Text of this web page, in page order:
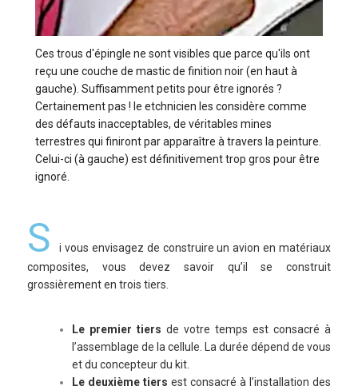
Ces trous d'épingle ne sont visibles que parce qu'ils ont
reçu une couche de mastic de finition noir (en haut à
gauche). Suffisamment petits pour être ignorés ?
Certainement pas ! le etchnicien les considère comme
des défauts inacceptables, de véritables mines
terrestres qui finiront par apparaître à travers la peinture.
Celui-ci (à gauche) est définitivement trop gros pour être
ignoré.
S
i vous envisagez de construire un avion en matériaux
composites, vous devez savoir qu’il se construit
grossièrement en trois tiers.
Le premier tiers de votre temps est consacré à
l’assemblage de la cellule. La durée dépend de vous
et du concepteur du kit.
Le deuxième tiers est consacré à l’installation des